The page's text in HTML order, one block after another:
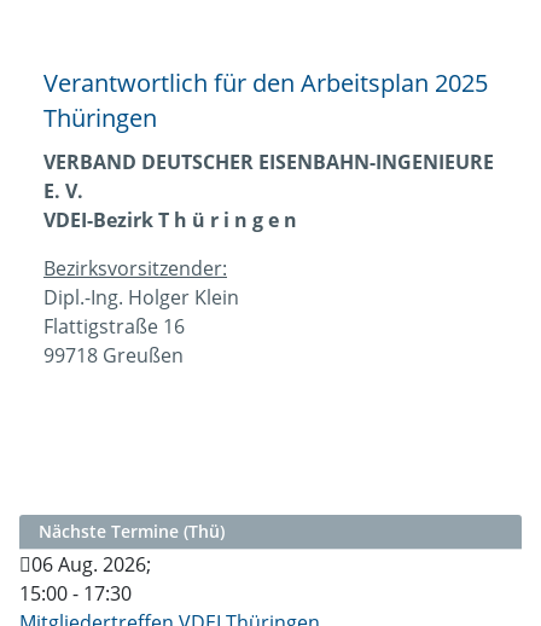
Verantwortlich für den Arbeitsplan 2025
Thüringen
VERBAND DEUTSCHER EISENBAHN-INGENIEURE
E. V.
VDEI-Bezirk T h ü r i n g e n
Bezirksvorsitzender:
Dipl.-Ing. Holger Klein
Flattigstraße 16
99718 Greußen
Nächste Termine (Thü)
06 Aug. 2026;
15:00- 17:30